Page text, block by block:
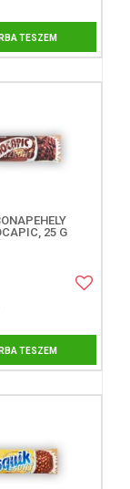
TESZEM
25 G
TESZEM